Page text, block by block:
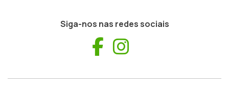
Siga-nos nas redes sociais
Facebook